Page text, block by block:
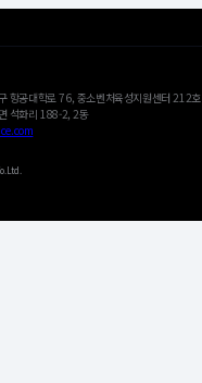
공대학로 76, 중소벤처육성지원센터 212호
석화리 188-2, 2동